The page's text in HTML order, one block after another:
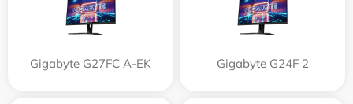
Gigabyte G27FC A-EK Gigabyte G24F 2